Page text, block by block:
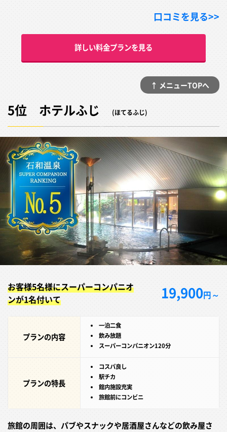
口コミを見る>>
詳しい料金プランを見る
↑ メニューTOPへ
5位 ホテルふじ (ほてるふじ)
お客様5名様にスーパーコンパニオ
ンが1名付いて
19,900円～
プランの内容
一泊二食
飲み放題
スーパーコンパニオン120分
プランの特長
コスパ良し
駅チカ
館内施設充実
旅館前にコンビニ
旅館の周囲は、パブやスナックや居酒屋さんなどの飲み屋さ